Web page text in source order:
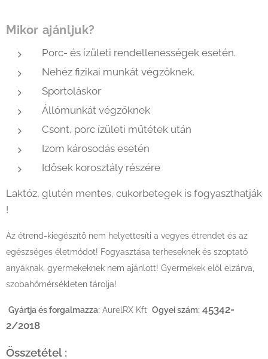
Mikor ajánljuk?
Porc- és ízületi rendellenességek esetén.
Nehéz fizikai munkát végzőknek.
Sportoláskor
Állómunkát végzőknek
Csont, porc ízületi műtétek után
Izom károsodás esetén
Idősek korosztály részére
Laktóz, glutén mentes, cukorbetegek is fogyaszthatják
!
Az étrend-kiegészítő nem helyettesíti a vegyes étrendet és az
egészséges életmódot! Fogyasztása terheseknek és szoptató
anyáknak, gyermekeknek nem ajánlott! Gyermekek elől elzárva,
szobahőmérsékleten tárolja!
Gyártja és forgalmazza: AurelRX Kft Ogyei szám: 45342-
2/2018
Összetétel :